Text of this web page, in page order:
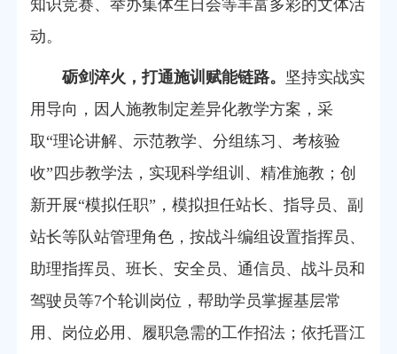
知识竞赛、举办集体生日会等丰富多彩的文体活
动。
砺剑淬火，打通施训赋能链路。 坚持实战实
用导向，因人施教制定差异化教学方案，采
取“理论讲解、示范教学、分组练习、考核验
收”四步教学法，实现科学组训、精准施教；创
新开展“模拟任职”，模拟担任站长、指导员、副
站长等队站管理角色，按战斗编组设置指挥员、
助理指挥员、班长、安全员、通信员、战斗员和
驾驶员等7个轮训岗位，帮助学员掌握基层常
用、岗位必用、履职急需的工作招法；依托晋江